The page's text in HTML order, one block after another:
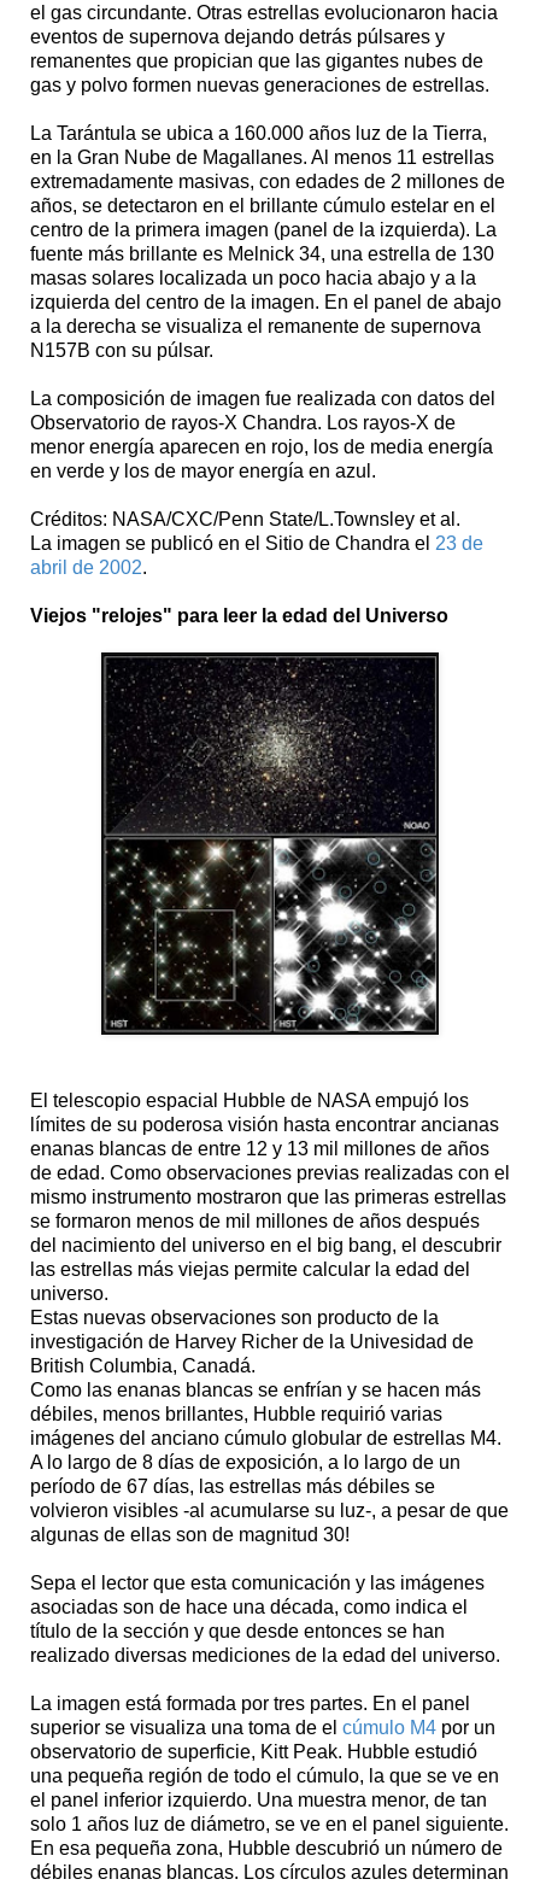
el gas circundante. Otras estrellas evolucionaron hacia
eventos de supernova dejando detrás púlsares y
remanentes que propician que las gigantes nubes de
gas y polvo formen nuevas generaciones de estrellas.
La Tarántula se ubica a 160.000 años luz de la Tierra,
en la Gran Nube de Magallanes. Al menos 11 estrellas
extremadamente masivas, con edades de 2 millones de
años, se detectaron en el brillante cúmulo estelar en el
centro de la primera imagen (panel de la izquierda). La
fuente más brillante es Melnick 34, una estrella de 130
masas solares localizada un poco hacia abajo y a la
izquierda del centro de la imagen. En el panel de abajo
a la derecha se visualiza el remanente de supernova
N157B con su púlsar.
La composición de imagen fue realizada con datos del
Observatorio de rayos-X Chandra. Los rayos-X de
menor energía aparecen en rojo, los de media energía
en verde y los de mayor energía en azul.
Créditos: NASA/CXC/Penn State/L.Townsley et al.
La imagen se publicó en el Sitio de Chandra el 23 de
abril de 2002.
Viejos "relojes" para leer la edad del Universo
El telescopio espacial Hubble de NASA empujó los
límites de su poderosa visión hasta encontrar ancianas
enanas blancas de entre 12 y 13 mil millones de años
de edad. Como observaciones previas realizadas con el
mismo instrumento mostraron que las primeras estrellas
se formaron menos de mil millones de años después
del nacimiento del universo en el big bang, el descubrir
las estrellas más viejas permite calcular la edad del
universo.
Estas nuevas observaciones son producto de la
investigación de Harvey Richer de la Univesidad de
British Columbia, Canadá.
Como las enanas blancas se enfrían y se hacen más
débiles, menos brillantes, Hubble requirió varias
imágenes del anciano cúmulo globular de estrellas M4.
A lo largo de 8 días de exposición, a lo largo de un
período de 67 días, las estrellas más débiles se
volvieron visibles -al acumularse su luz-, a pesar de que
algunas de ellas son de magnitud 30!
Sepa el lector que esta comunicación y las imágenes
asociadas son de hace una década, como indica el
título de la sección y que desde entonces se han
realizado diversas mediciones de la edad del universo.
La imagen está formada por tres partes. En el panel
superior se visualiza una toma de el cúmulo M4 por un
observatorio de superficie, Kitt Peak. Hubble estudió
una pequeña región de todo el cúmulo, la que se ve en
el panel inferior izquierdo. Una muestra menor, de tan
solo 1 años luz de diámetro, se ve en el panel siguiente.
En esa pequeña zona, Hubble descubrió un número de
débiles enanas blancas. Los círculos azules determinan